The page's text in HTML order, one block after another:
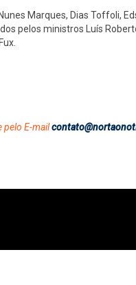
Marques, Dias Toffoli,
pelos ministros Luís
pelo E-mail